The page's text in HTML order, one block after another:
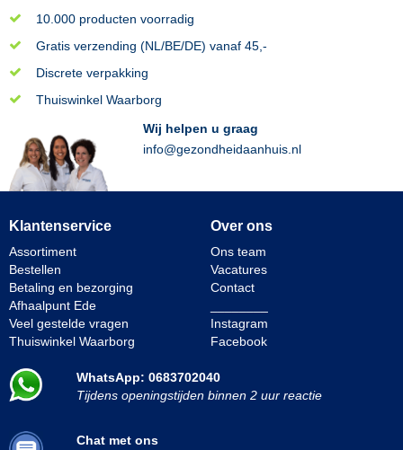
10.000 producten voorradig
Gratis verzending (NL/BE/DE) vanaf 45,-
Discrete verpakking
Thuiswinkel Waarborg
Wij helpen u graag
info@gezondheidaanhuis.nl
Klantenservice
Assortiment
Bestellen
Betaling en bezorging
Afhaalpunt Ede
Veel gestelde vragen
Thuiswinkel Waarborg
Over ons
Ons team
Vacatures
Contact
Instagram
Facebook
WhatsApp: 0683702040
Tijdens openingstijden binnen 2 uur reactie
Chat met ons